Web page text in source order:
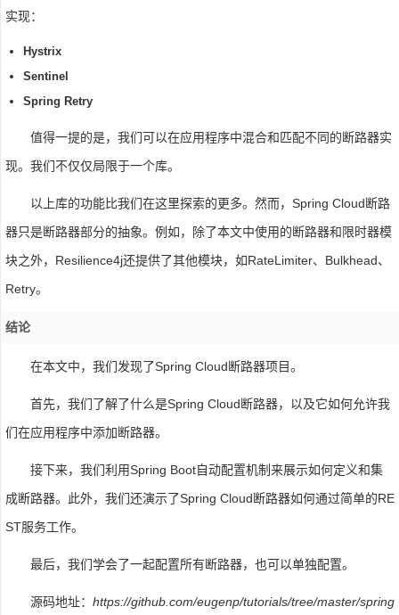
实现：
Hystrix
Sentinel
Spring Retry
值得一提的是，我们可以在应用程序中混合和匹配不同的断路器实
现。我们不仅仅局限于一个库。
以上库的功能比我们在这里探索的更多。然而，Spring Cloud断路
器只是断路器部分的抽象。例如，除了本文中使用的断路器和限时器模
块之外，Resilience4j还提供了其他模块，如RateLimiter、Bulkhead、
Retry。
结论
在本文中，我们发现了Spring Cloud断路器项目。
首先，我们了解了什么是Spring Cloud断路器，以及它如何允许我
们在应用程序中添加断路器。
接下来，我们利用Spring Boot自动配置机制来展示如何定义和集
成断路器。此外，我们还演示了Spring Cloud断路器如何通过简单的RE
ST服务工作。
最后，我们学会了一起配置所有断路器，也可以单独配置。
源码地址： https://github.com/eugenp/tutorials/tree/master/spring